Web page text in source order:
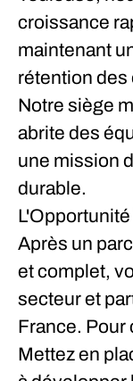
croissance
maintenant
rétention des
Notre siège
abrite des
une mission
durable.
L'Opportunité
Après un
et complet,
secteur et
France. Pour
Mettez en